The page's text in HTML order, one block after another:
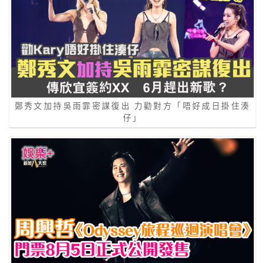
鄭秀文加持吳雨霏密謀復出 力勸對方「唔好成日掛住湊
仔」